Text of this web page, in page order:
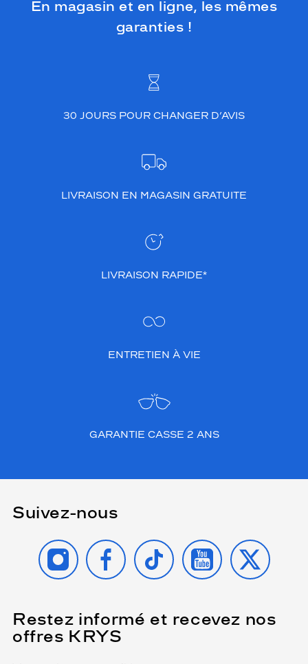
En magasin et en ligne, les mêmes
garanties !
30 JOURS POUR CHANGER D’AVIS
LIVRAISON EN MAGASIN GRATUITE
LIVRAISON RAPIDE*
ENTRETIEN À VIE
GARANTIE CASSE 2 ANS
Suivez-nous
INSTAGRAMFACEBOOK
TIKTOK YOUTUBE
X
Restez informé et recevez nos
offres KRYS
Name
(Ce
champ
est